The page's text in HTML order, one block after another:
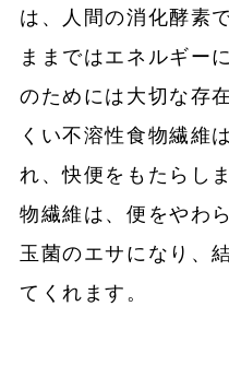
は、人間の消化酵素
ままではエネルギー
のためには大切な存
くい不溶性食物繊維
れ、快便をもたらし
物繊維は、便をやわ
玉菌のエサになり、
てくれます。